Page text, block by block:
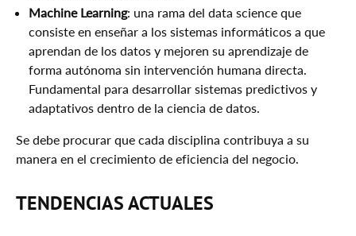
Machine Learning: una rama del data science que
consiste en enseñar a los sistemas informáticos a que
aprendan de los datos y mejoren su aprendizaje de
forma autónoma sin intervención humana directa.
Fundamental para desarrollar sistemas predictivos y
adaptativos dentro de la ciencia de datos.
Se debe procurar que cada disciplina contribuya a su
manera en el crecimiento de eficiencia del negocio.
TENDENCIAS ACTUALES